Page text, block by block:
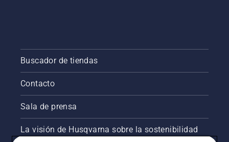
Buscador de tiendas
Contacto
Sala de prensa
La visión de Husqvarna sobre la sostenibilidad